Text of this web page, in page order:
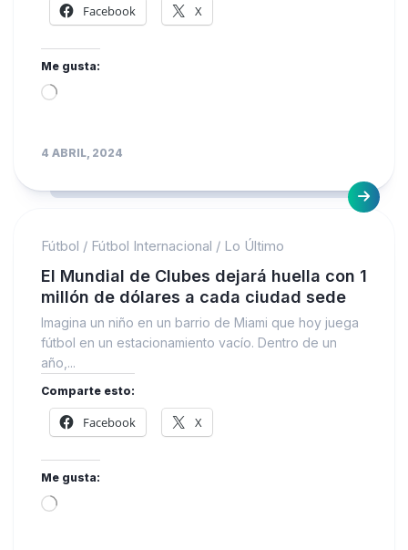
Facebook X
Me gusta:
Loading…
4 ABRIL, 2024
Fútbol / Fútbol Internacional / Lo Último
El Mundial de Clubes dejará huella con 1
millón de dólares a cada ciudad sede
Imagina un niño en un barrio de Miami que hoy juega
fútbol en un estacionamiento vacío. Dentro de un
año,...
Comparte esto:
Facebook X
Me gusta:
Loading…